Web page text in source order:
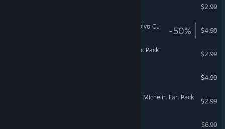
$2.99
Euro Truck Simulator 2 - Volvo Construction Equipment -50% $4.98
PAYDAY 2: Chinatown Music Pack
$2.99
$4.99
American Truck Simulator - Michelin Fan Pack
$2.99
$6.99